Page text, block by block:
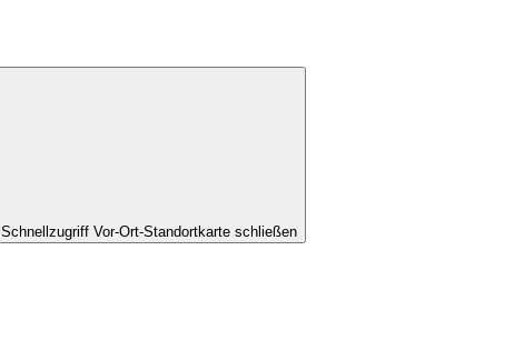
Schnellzugriff Vor-Ort-Standortkarte schließen